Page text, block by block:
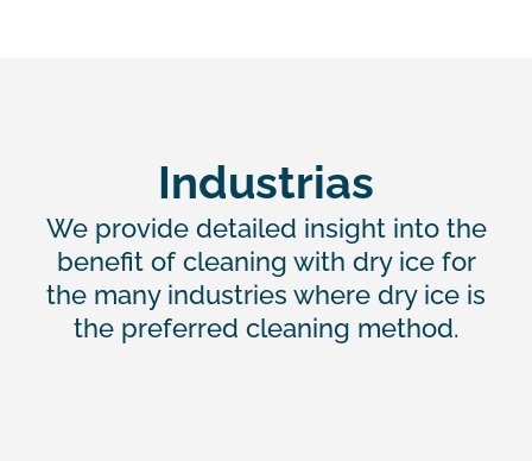
Industrias
We provide detailed insight into the
benefit of cleaning with dry ice for
the many industries where dry ice is
the preferred cleaning method.